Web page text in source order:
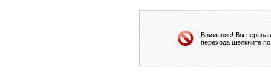
Внимание! Вы
перехода щелкните